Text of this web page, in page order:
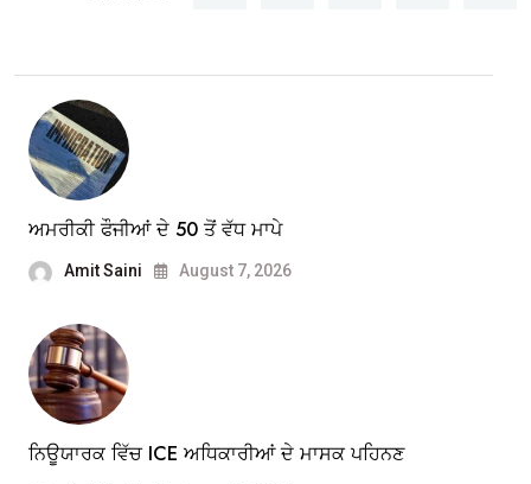
ਅਮਰੀਕੀ ਫੌਜੀਆਂ ਦੇ 50 ਤੋਂ ਵੱਧ ਮਾਪੇ
Amit Saini August 7, 2026
ਨਿਊਯਾਰਕ ਵਿੱਚ ICE ਅਧਿਕਾਰੀਆਂ ਦੇ ਮਾਸਕ ਪਹਿਨਣ